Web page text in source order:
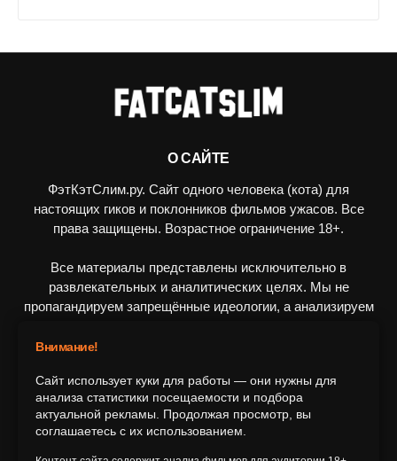
О САЙТЕ
ФэтКэтСлим.ру. Сайт одного человека (кота) для
настоящих гиков и поклонников фильмов ужасов. Все
права защищены. Возрастное ограничение 18+.
Все материалы представлены исключительно в
развлекательных и аналитических целях. Мы не
пропагандируем запрещённые идеологии, а анализируем
ПОДПИШИТЕСЬ НА НАС
Внимание!
Сайт использует куки для работы — они нужны для
анализа статистики посещаемости и подбора
актуальной рекламы. Продолжая просмотр, вы
соглашаетесь с их использованием.